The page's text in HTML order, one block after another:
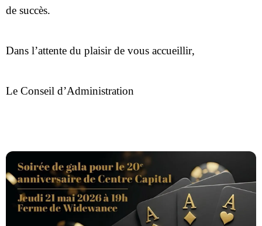
de succès.
Dans l’attente du plaisir de vous accueillir,
Le Conseil d’Administration